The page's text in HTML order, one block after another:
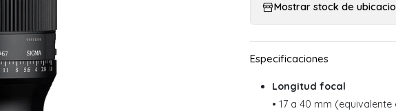
Mostrar stock de
Longitud focal
• 17 a 40 mm